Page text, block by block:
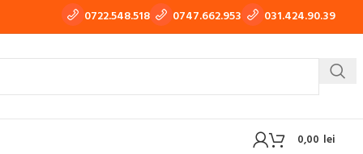
0722.548.518 0747.662.953 031.424.90.39
0,00 lei